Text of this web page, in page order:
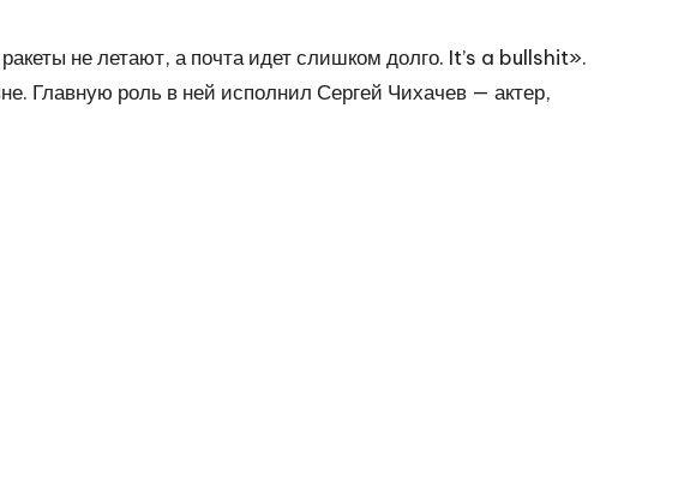
не летают, а почта идет слишком долго. It’s a bullshit».
Главную роль в ней исполнил Сергей Чихачев — актер,